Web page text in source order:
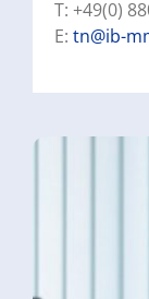
T: +49(0)
E: tn@ib-